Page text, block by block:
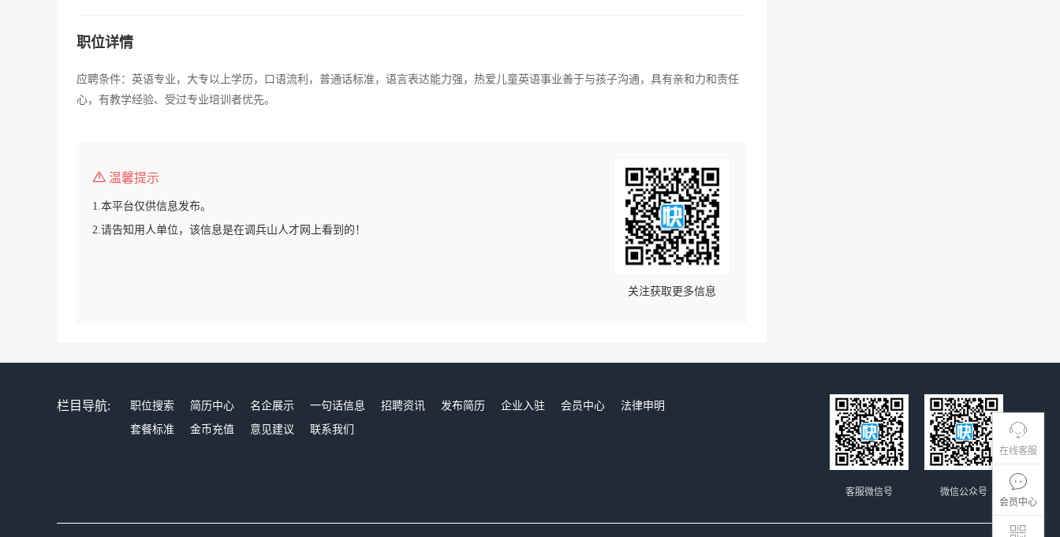
在线客服
会员中心
职位详情
应聘条件：英语专业，大专以上学历，口语流利，普通话标准，语言表达能力强，热爱儿童英语事业善于与孩子沟通，具有亲和力和责任
心，有教学经验、受过专业培训者优先。
温馨提示
1.本平台仅供信息发布。
2.请告知用人单位，该信息是在调兵山人才网上看到的！
关注获取更多信息
栏目导航: 职位搜索 简历中心 名企展示 一句话信息 招聘资讯 发布简历 企业入驻 会员中心
法律申明
套餐标准
金币充值 意见建议 联系我们
微信公众号
客服微信号